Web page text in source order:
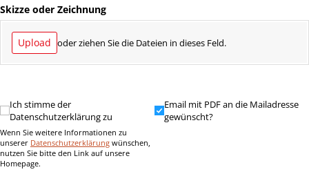
Skizze oder Zeichnung
Upload oder ziehen Sie die Dateien in dieses Feld.
Ich stimme der Datenschutzerklärung zu
Ich stimme der
Datenschutzerklärung zu
Wenn Sie weitere Informationen zu
unserer Datenschutzerklärung wünschen,
nutzen Sie bitte den Link auf unsere
Homepage.
Email mit PDF an die
Email mit PDF an die Mailadresse
gewünscht?